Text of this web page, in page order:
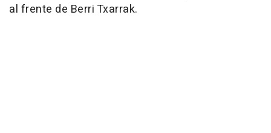
al frente de Berri Txarrak.